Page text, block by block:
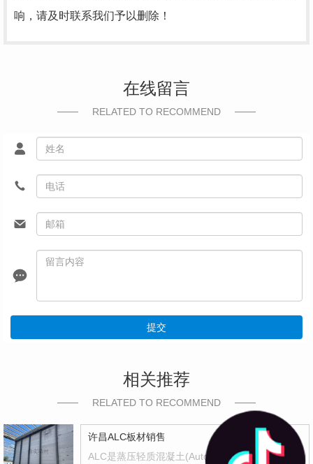
响，请及时联系我们予以删除！
在线留言
RELATED TO RECOMMEND
提交
相关推荐
RELATED TO RECOMMEND
许昌ALC板材销售
ALC是蒸压轻质混凝土(Autoclaved Lightweight